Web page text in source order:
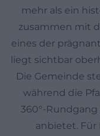
mehr als ein
zusammen mit
eines der
liegt sichtbar
Die Gemeinde
während die
360°-
anbietet. Für